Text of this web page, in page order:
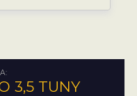
3,5 TUNY